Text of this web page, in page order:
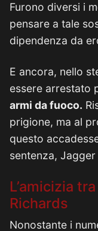
Furono diversi i
pensare a tale
dipendenza da
E ancora, nello
essere arrestato
armi da fuoco.
prigione, ma al
questo
sentenza,
L’amicizia
Richards
Nonostante i